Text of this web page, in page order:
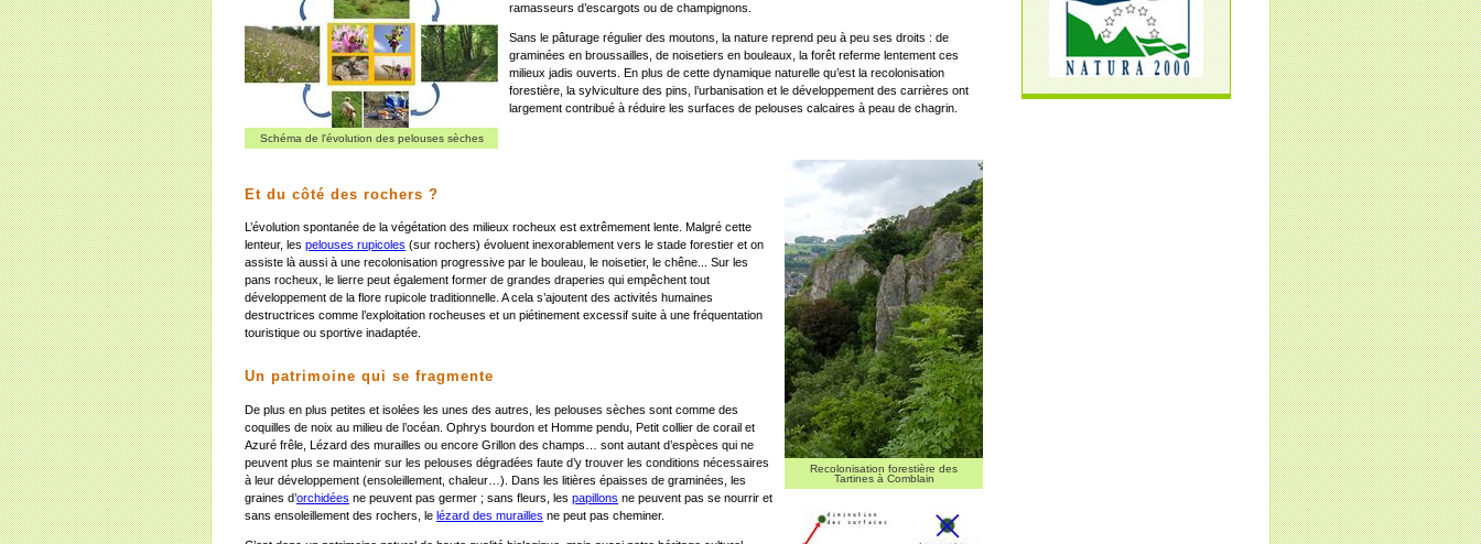
Schéma de l'évolution des pelouses sèches
ramasseurs d’escargots ou de champignons.
Sans le pâturage régulier des moutons, la nature reprend peu à peu ses droits : de
graminées en broussailles, de noisetiers en bouleaux, la forêt referme lentement ces
milieux jadis ouverts. En plus de cette dynamique naturelle qu’est la recolonisation
forestière, la sylviculture des pins, l’urbanisation et le développement des carrières ont
largement contribué à réduire les surfaces de pelouses calcaires à peau de chagrin.
Recolonisation forestière des
Tartines à Comblain
Et du côté des rochers ?
L’évolution spontanée de la végétation des milieux rocheux est extrêmement lente. Malgré cette
lenteur, les pelouses rupicoles (sur rochers) évoluent inexorablement vers le stade forestier et on
assiste là aussi à une recolonisation progressive par le bouleau, le noisetier, le chêne... Sur les
pans rocheux, le lierre peut également former de grandes draperies qui empêchent tout
développement de la flore rupicole traditionnelle. A cela s’ajoutent des activités humaines
destructrices comme l’exploitation rocheuses et un piétinement excessif suite à une fréquentation
touristique ou sportive inadaptée.
Un patrimoine qui se fragmente
De plus en plus petites et isolées les unes des autres, les pelouses sèches sont comme des
coquilles de noix au milieu de l’océan. Ophrys bourdon et Homme pendu, Petit collier de corail et
Azuré frêle, Lézard des murailles ou encore Grillon des champs… sont autant d’espèces qui ne
peuvent plus se maintenir sur les pelouses dégradées faute d’y trouver les conditions nécessaires
à leur développement (ensoleillement, chaleur…). Dans les litières épaisses de graminées, les
graines d’orchidées ne peuvent pas germer ; sans fleurs, les papillons ne peuvent pas se nourrir et
sans ensoleillement des rochers, le lézard des murailles ne peut pas cheminer.